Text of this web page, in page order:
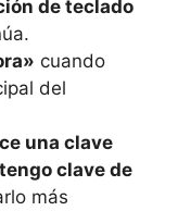
de teclado
cuando
del
una clave
clave de
más